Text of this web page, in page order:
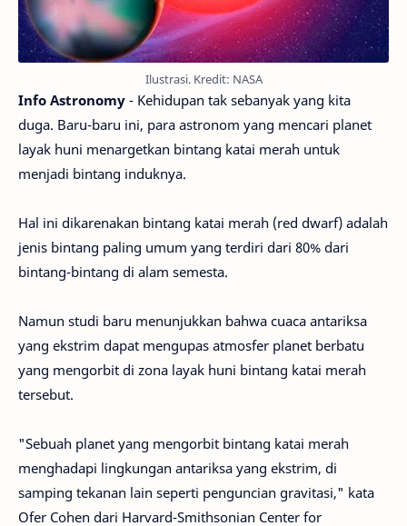
Ilustrasi. Kredit: NASA
Info Astronomy - Kehidupan tak sebanyak yang kita
duga. Baru-baru ini, para astronom yang mencari planet
layak huni menargetkan bintang katai merah untuk
menjadi bintang induknya.
Hal ini dikarenakan bintang katai merah (red dwarf) adalah
jenis bintang paling umum yang terdiri dari 80% dari
bintang-bintang di alam semesta.
Namun studi baru menunjukkan bahwa cuaca antariksa
yang ekstrim dapat mengupas atmosfer planet berbatu
yang mengorbit di zona layak huni bintang katai merah
tersebut.
"Sebuah planet yang mengorbit bintang katai merah
menghadapi lingkungan antariksa yang ekstrim, di
samping tekanan lain seperti penguncian gravitasi," kata
Ofer Cohen dari Harvard-Smithsonian Center for